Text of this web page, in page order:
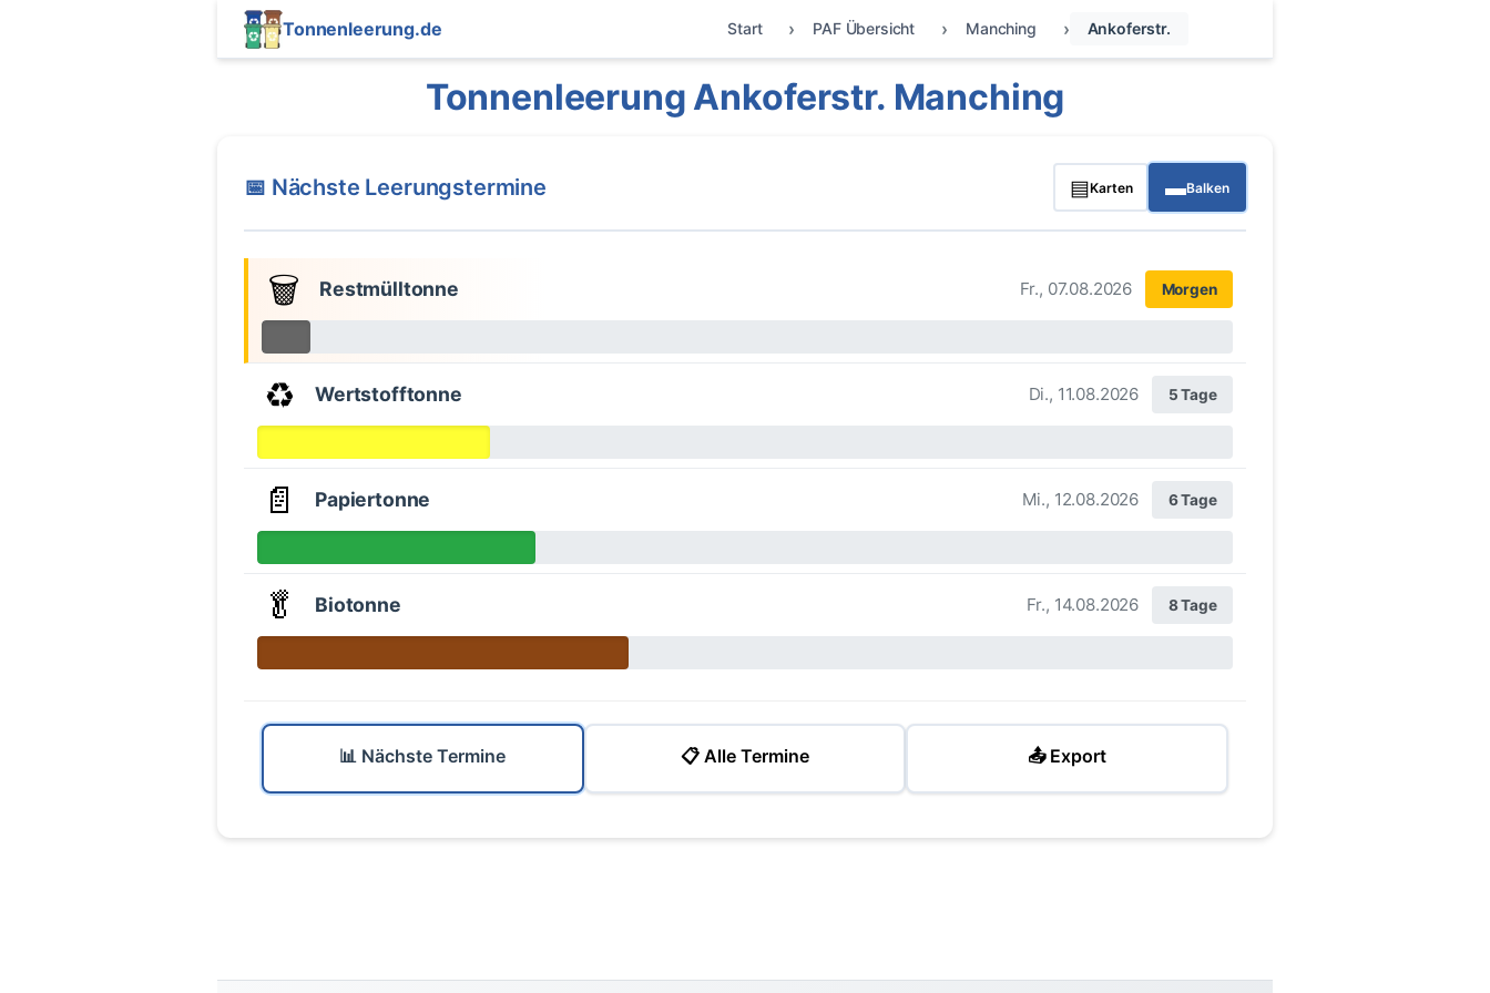
Tonnenleerung.de Start PAF Übersicht Manching Ankoferstr.
Tonnenleerung Ankoferstr. Manching
📅 Nächste Leerungstermine ▤Karten ▬Balken
🗑️ Restmülltonne Fr., 07.08.2026 Morgen
♻️ Wertstofftonne Di., 11.08.2026 5 Tage
📄 Papiertonne Mi., 12.08.2026 6 Tage
🥬 Biotonne Fr., 14.08.2026 8 Tage
📊 Nächste Termine 📋 Alle Termine 📤 Export